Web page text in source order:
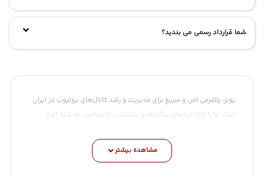
شما قرارداد رسمی می بندید؟
یوبر؛ پلتفرمی امن و سریع برای مدیریت و رشد کانال‌های یوتیوب در ایران
است. ما با ارائه ابزارهای پیشرفته و پشتیبانی اختصاصی، به شما کمک
مشاهده بیشتر